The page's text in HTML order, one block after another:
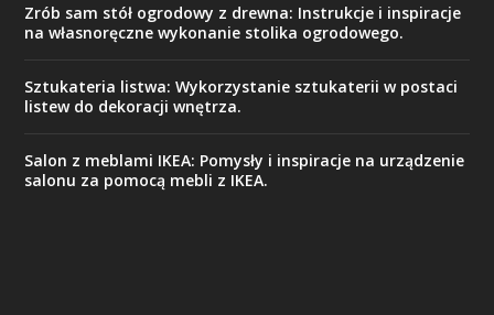
Zrób sam stół ogrodowy z drewna: Instrukcje i inspiracje
na własnoręczne wykonanie stolika ogrodowego.
Sztukateria listwa: Wykorzystanie sztukaterii w postaci
listew do dekoracji wnętrza.
Salon z meblami IKEA: Pomysły i inspiracje na urządzenie
salonu za pomocą mebli z IKEA.